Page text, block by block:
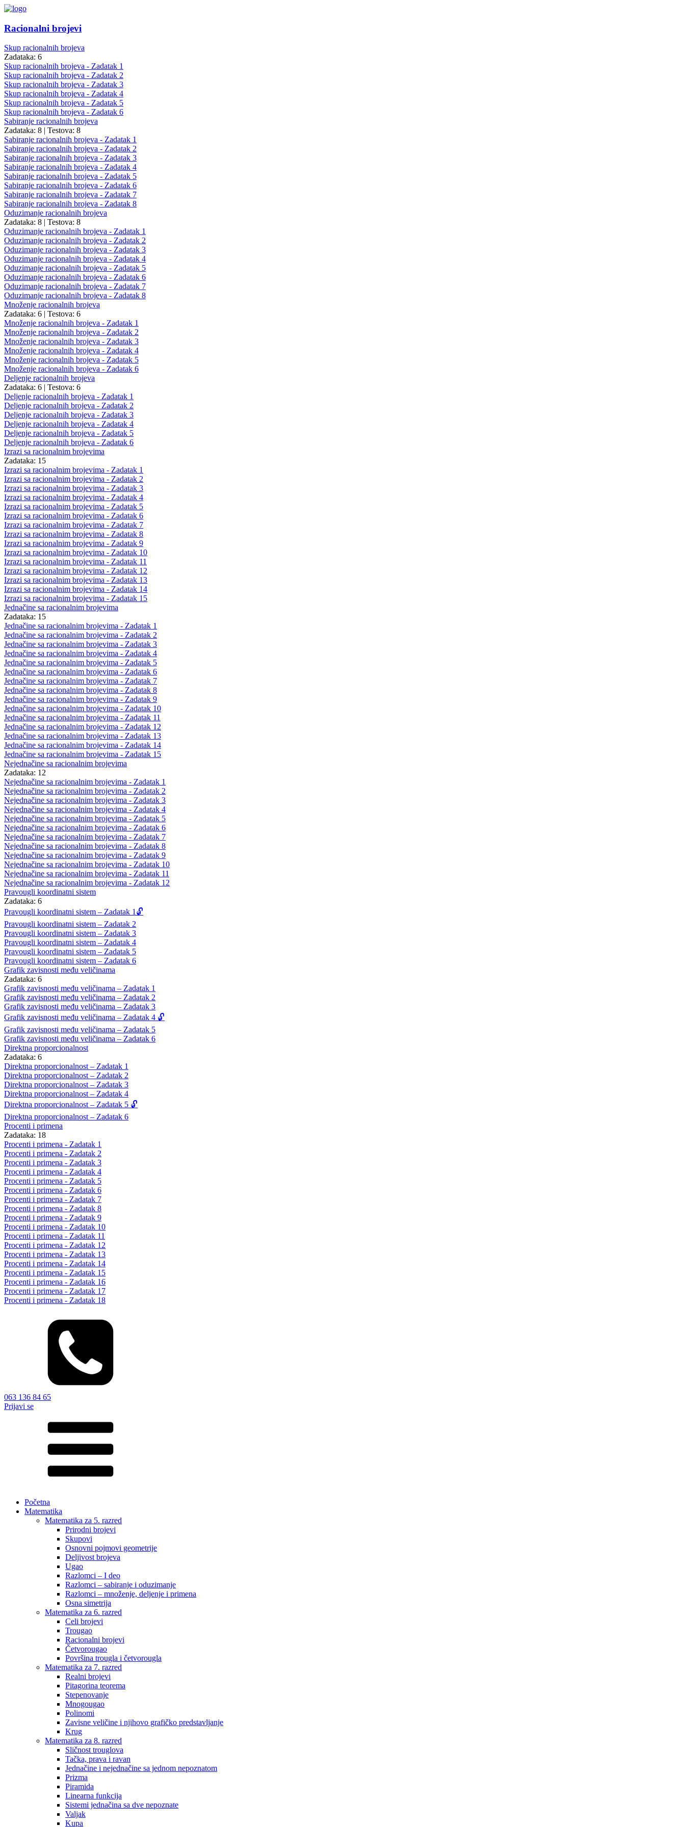
Racionalni brojevi
Skup racionalnih brojeva
Zadataka: 6
Skup racionalnih brojeva - Zadatak 1
Skup racionalnih brojeva - Zadatak 2
Skup racionalnih brojeva - Zadatak 3
Skup racionalnih brojeva - Zadatak 4
Skup racionalnih brojeva - Zadatak 5
Skup racionalnih brojeva - Zadatak 6
Sabiranje racionalnih brojeva
Zadataka: 8 | Testova: 8
Sabiranje racionalnih brojeva - Zadatak 1
Sabiranje racionalnih brojeva - Zadatak 2
Sabiranje racionalnih brojeva - Zadatak 3
Sabiranje racionalnih brojeva - Zadatak 4
Sabiranje racionalnih brojeva - Zadatak 5
Sabiranje racionalnih brojeva - Zadatak 6
Sabiranje racionalnih brojeva - Zadatak 7
Sabiranje racionalnih brojeva - Zadatak 8
Oduzimanje racionalnih brojeva
Zadataka: 8 | Testova: 8
Oduzimanje racionalnih brojeva - Zadatak 1
Oduzimanje racionalnih brojeva - Zadatak 2
Oduzimanje racionalnih brojeva - Zadatak 3
Oduzimanje racionalnih brojeva - Zadatak 4
Oduzimanje racionalnih brojeva - Zadatak 5
Oduzimanje racionalnih brojeva - Zadatak 6
Oduzimanje racionalnih brojeva - Zadatak 7
Oduzimanje racionalnih brojeva - Zadatak 8
Množenje racionalnih brojeva
Zadataka: 6 | Testova: 6
Množenje racionalnih brojeva - Zadatak 1
Množenje racionalnih brojeva - Zadatak 2
Množenje racionalnih brojeva - Zadatak 3
Množenje racionalnih brojeva - Zadatak 4
Množenje racionalnih brojeva - Zadatak 5
Množenje racionalnih brojeva - Zadatak 6
Deljenje racionalnih brojeva
Zadataka: 6 | Testova: 6
Deljenje racionalnih brojeva - Zadatak 1
Deljenje racionalnih brojeva - Zadatak 2
Deljenje racionalnih brojeva - Zadatak 3
Deljenje racionalnih brojeva - Zadatak 4
Deljenje racionalnih brojeva - Zadatak 5
Deljenje racionalnih brojeva - Zadatak 6
Izrazi sa racionalnim brojevima
Zadataka: 15
Izrazi sa racionalnim brojevima - Zadatak 1
Izrazi sa racionalnim brojevima - Zadatak 2
Izrazi sa racionalnim brojevima - Zadatak 3
Izrazi sa racionalnim brojevima - Zadatak 4
Izrazi sa racionalnim brojevima - Zadatak 5
Izrazi sa racionalnim brojevima - Zadatak 6
Izrazi sa racionalnim brojevima - Zadatak 7
Izrazi sa racionalnim brojevima - Zadatak 8
Izrazi sa racionalnim brojevima - Zadatak 9
Izrazi sa racionalnim brojevima - Zadatak 10
Izrazi sa racionalnim brojevima - Zadatak 11
Izrazi sa racionalnim brojevima - Zadatak 12
Izrazi sa racionalnim brojevima - Zadatak 13
Izrazi sa racionalnim brojevima - Zadatak 14
Izrazi sa racionalnim brojevima - Zadatak 15
Jednačine sa racionalnim brojevima
Zadataka: 15
Jednačine sa racionalnim brojevima - Zadatak 1
Jednačine sa racionalnim brojevima - Zadatak 2
Jednačine sa racionalnim brojevima - Zadatak 3
Jednačine sa racionalnim brojevima - Zadatak 4
Jednačine sa racionalnim brojevima - Zadatak 5
Jednačine sa racionalnim brojevima - Zadatak 6
Jednačine sa racionalnim brojevima - Zadatak 7
Jednačine sa racionalnim brojevima - Zadatak 8
Jednačine sa racionalnim brojevima - Zadatak 9
Jednačine sa racionalnim brojevima - Zadatak 10
Jednačine sa racionalnim brojevima - Zadatak 11
Jednačine sa racionalnim brojevima - Zadatak 12
Jednačine sa racionalnim brojevima - Zadatak 13
Jednačine sa racionalnim brojevima - Zadatak 14
Jednačine sa racionalnim brojevima - Zadatak 15
Nejednačine sa racionalnim brojevima
Zadataka: 12
Nejednačine sa racionalnim brojevima - Zadatak 1
Nejednačine sa racionalnim brojevima - Zadatak 2
Nejednačine sa racionalnim brojevima - Zadatak 3
Nejednačine sa racionalnim brojevima - Zadatak 4
Nejednačine sa racionalnim brojevima - Zadatak 5
Nejednačine sa racionalnim brojevima - Zadatak 6
Nejednačine sa racionalnim brojevima - Zadatak 7
Nejednačine sa racionalnim brojevima - Zadatak 8
Nejednačine sa racionalnim brojevima - Zadatak 9
Nejednačine sa racionalnim brojevima - Zadatak 10
Nejednačine sa racionalnim brojevima - Zadatak 11
Nejednačine sa racionalnim brojevima - Zadatak 12
Pravougli koordinatni sistem
Zadataka: 6
Pravougli koordinatni sistem – Zadatak 1🔓
Pravougli koordinatni sistem – Zadatak 2
Pravougli koordinatni sistem – Zadatak 3
Pravougli koordinatni sistem – Zadatak 4
Pravougli koordinatni sistem – Zadatak 5
Pravougli koordinatni sistem – Zadatak 6
Grafik zavisnosti među veličinama
Zadataka: 6
Grafik zavisnosti među veličinama – Zadatak 1
Grafik zavisnosti među veličinama – Zadatak 2
Grafik zavisnosti među veličinama – Zadatak 3
Grafik zavisnosti među veličinama – Zadatak 4 🔓
Grafik zavisnosti među veličinama – Zadatak 5
Grafik zavisnosti među veličinama – Zadatak 6
Direktna proporcionalnost
Zadataka: 6
Direktna proporcionalnost – Zadatak 1
Direktna proporcionalnost – Zadatak 2
Direktna proporcionalnost – Zadatak 3
Direktna proporcionalnost – Zadatak 4
Direktna proporcionalnost – Zadatak 5 🔓
Direktna proporcionalnost – Zadatak 6
Procenti i primena
Zadataka: 18
Procenti i primena - Zadatak 1
Procenti i primena - Zadatak 2
Procenti i primena - Zadatak 3
Procenti i primena - Zadatak 4
Procenti i primena - Zadatak 5
Procenti i primena - Zadatak 6
Procenti i primena - Zadatak 7
Procenti i primena - Zadatak 8
Procenti i primena - Zadatak 9
Procenti i primena - Zadatak 10
Procenti i primena - Zadatak 11
Procenti i primena - Zadatak 12
Procenti i primena - Zadatak 13
Procenti i primena - Zadatak 14
Procenti i primena - Zadatak 15
Procenti i primena - Zadatak 16
Procenti i primena - Zadatak 17
Procenti i primena - Zadatak 18
063 136 84 65
Prijavi se
Početna
Matematika
Matematika za 5. razred
Prirodni brojevi
Skupovi
Osnovni pojmovi geometrije
Deljivost brojeva
Ugao
Razlomci – I deo
Razlomci – sabiranje i oduzimanje
Razlomci – množenje, deljenje i primena
Osna simetrija
Matematika za 6. razred
Celi brojevi
Trougao
Racionalni brojevi
Četvorougao
Površina trougla i četvorougla
Matematika za 7. razred
Realni brojevi
Pitagorina teorema
Stepenovanje
Mnogougao
Polinomi
Zavisne veličine i njihovo grafičko predstavljanje
Krug
Matematika za 8. razred
Sličnost trouglova
Tačka, prava i ravan
Jednačine i nejednačine sa jednom nepoznatom
Prizma
Piramida
Linearna funkcija
Sistemi jednačina sa dve nepoznate
Valjak
Kupa